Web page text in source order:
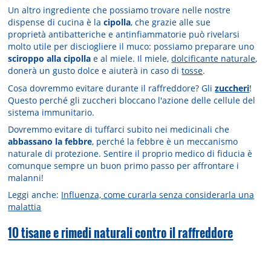
Un altro ingrediente che possiamo trovare nelle nostre
dispense di cucina è lacipolla, che grazie alle sue
proprietà antibatteriche e antinfiammatorie può rivelarsi
molto utile per disciogliere il muco: possiamo preparare uno
sciroppo alla cipolla e al miele. Il miele,dolcificante naturale,
donerà un gusto dolce e aiuterà in caso ditosse.
Cosa dovremmo evitare durante il raffreddore? Glizuccheri!
Questo perché gli zuccheri bloccano l'azione delle cellule del
sistema immunitario.
Dovremmo evitare di tuffarci subito nei medicinali che
abbassano la febbre, perché la febbre è un meccanismo
naturale di protezione. Sentire il proprio medico di fiducia è
comunque sempre un buon primo passo per affrontare i
malanni!
Leggi anche: Influenza, come curarla senza considerarla una
malattia
10 tisane e rimedi naturali contro il raffreddore